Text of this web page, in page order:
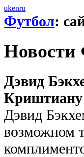
ukenru
Футбол:
Новости
Дэвид
Криштиану
Дэвид
возможном